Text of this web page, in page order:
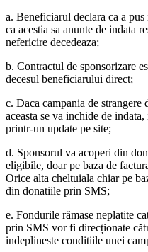
a. Beneficiarul declara ca a
ca acestia sa anunte de indata
nefericire decedeaza;
b. Contractul de sponsorizare
decesul beneficiarului direct;
c. Daca campania de
aceasta se va inchide de
printr-un update pe site;
d. Sponsorul va acoperi din
eligibile, doar pe baza de
Orice alta cheltuiala chiar pe
din donatiile prin SMS;
e. Fondurile rămase neplatite
prin SMS vor fi direcționate
indeplineste conditiile unei